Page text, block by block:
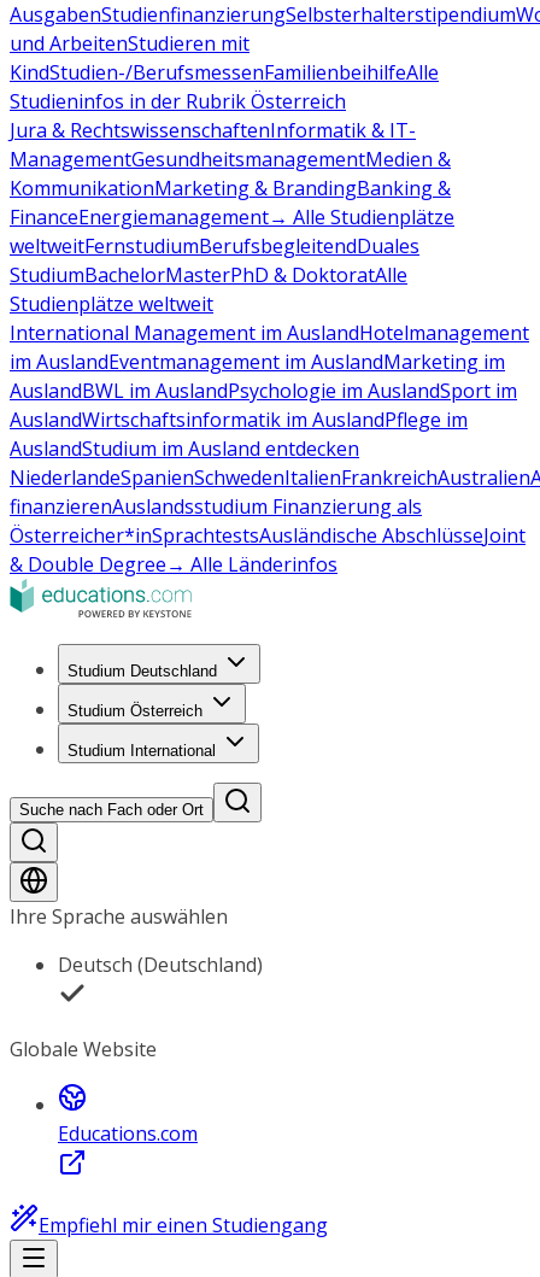
AusgabenStudienfinanzierungSelbsterhalterstipendium
und ArbeitenStudieren mit
KindStudien-/BerufsmessenFamilienbeihilfeAlle
Studieninfos in der Rubrik Österreich
Jura & RechtswissenschaftenInformatik & IT-
ManagementGesundheitsmanagementMedien &
KommunikationMarketing & BrandingBanking &
FinanceEnergiemanagement→ Alle Studienplätze
weltweitFernstudiumBerufsbegleitendDuales
StudiumBachelorMasterPhD & DoktoratAlle
Studienplätze weltweit
International Management im AuslandHotelmanagement
im AuslandEventmanagement im AuslandMarketing im
AuslandBWL im AuslandPsychologie im AuslandSport im
AuslandWirtschaftsinformatik im AuslandPflege im
AuslandStudium im Ausland entdecken
NiederlandeSpanienSchwedenItalienFrankreichAustralien
finanzierenAuslandsstudium Finanzierung als
Österreicher*inSprachtestsAusländische AbschlüsseJoint
& Double Degree→ Alle Länderinfos
Studium Deutschland
Studium Österreich
Studium International
Suche nach Fach oder Ort
Ihre Sprache auswählen
Deutsch (Deutschland)
Globale Website
Educations.com
Empfiehl mir einen Studiengang